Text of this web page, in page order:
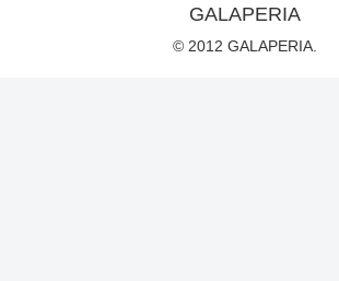
GALAPERIA
© 2012 GALAPERIA.